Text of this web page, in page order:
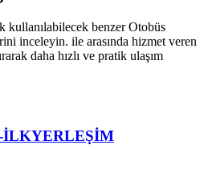
kullanılabilecek benzer Otobüs
inceleyin. ile arasında hizmet veren
daha hızlı ve pratik ulaşım
İLKYERLEŞİM